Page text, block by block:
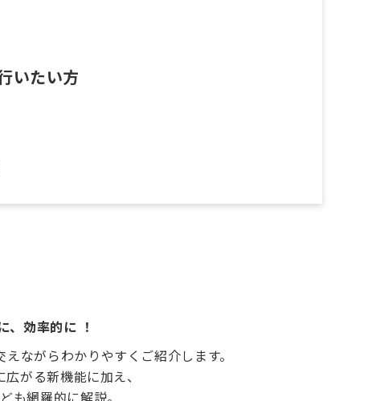
いたい方
、効率的に ！
ながらわかりやすくご紹介します。
がる新機能に加え、
も網羅的に解説。